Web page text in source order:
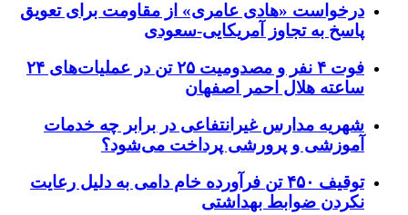
درخواست «هادی عامری» از مقاومت برای تعویق
پاسخ به تجاوز آمریکایی-سعودی
فوت ۴ نفر و مصدومیت ۲۵ تن در عملیات‌های ۲۴
ساعته هلال احمر اصفهان
شهریه مدارس غیرانتفاعی در برابر چه خدمات
آموزشی و پرورشی پرداخت می‌شود؟
توقیف ۴۵۰ تن فرآورده خام دامی به دلیل رعایت
نکردن ضوابط بهداشتی